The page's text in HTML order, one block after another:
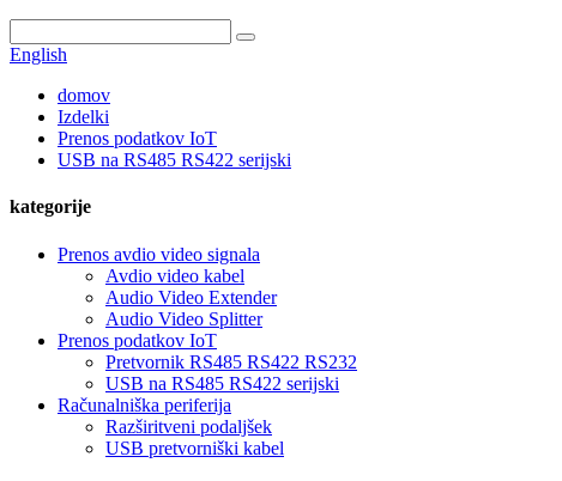
English
domov
Izdelki
Prenos podatkov IoT
USB na RS485 RS422 serijski
kategorije
Prenos avdio video signala
Avdio video kabel
Audio Video Extender
Audio Video Splitter
Prenos podatkov IoT
Pretvornik RS485 RS422 RS232
USB na RS485 RS422 serijski
Računalniška periferija
Razširitveni podaljšek
USB pretvorniški kabel